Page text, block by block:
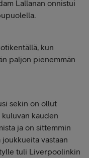
Lallanan onnistui
kun
paljon pienemmän
sekin on ollut
kauden
ja on sittemmin
vastaan
tuli Liverpoolinkin